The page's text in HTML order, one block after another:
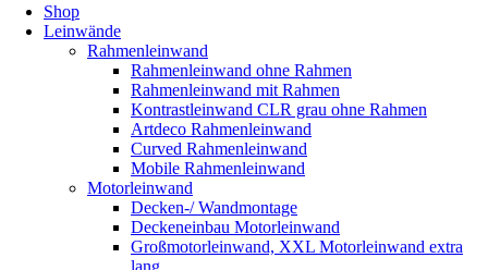
Shop
Leinwände
Rahmenleinwand
Rahmenleinwand ohne Rahmen
Rahmenleinwand mit Rahmen
Kontrastleinwand CLR grau ohne Rahmen
Artdeco Rahmenleinwand
Curved Rahmenleinwand
Mobile Rahmenleinwand
Motorleinwand
Decken-/ Wandmontage
Deckeneinbau Motorleinwand
Großmotorleinwand, XXL Motorleinwand extra
lang